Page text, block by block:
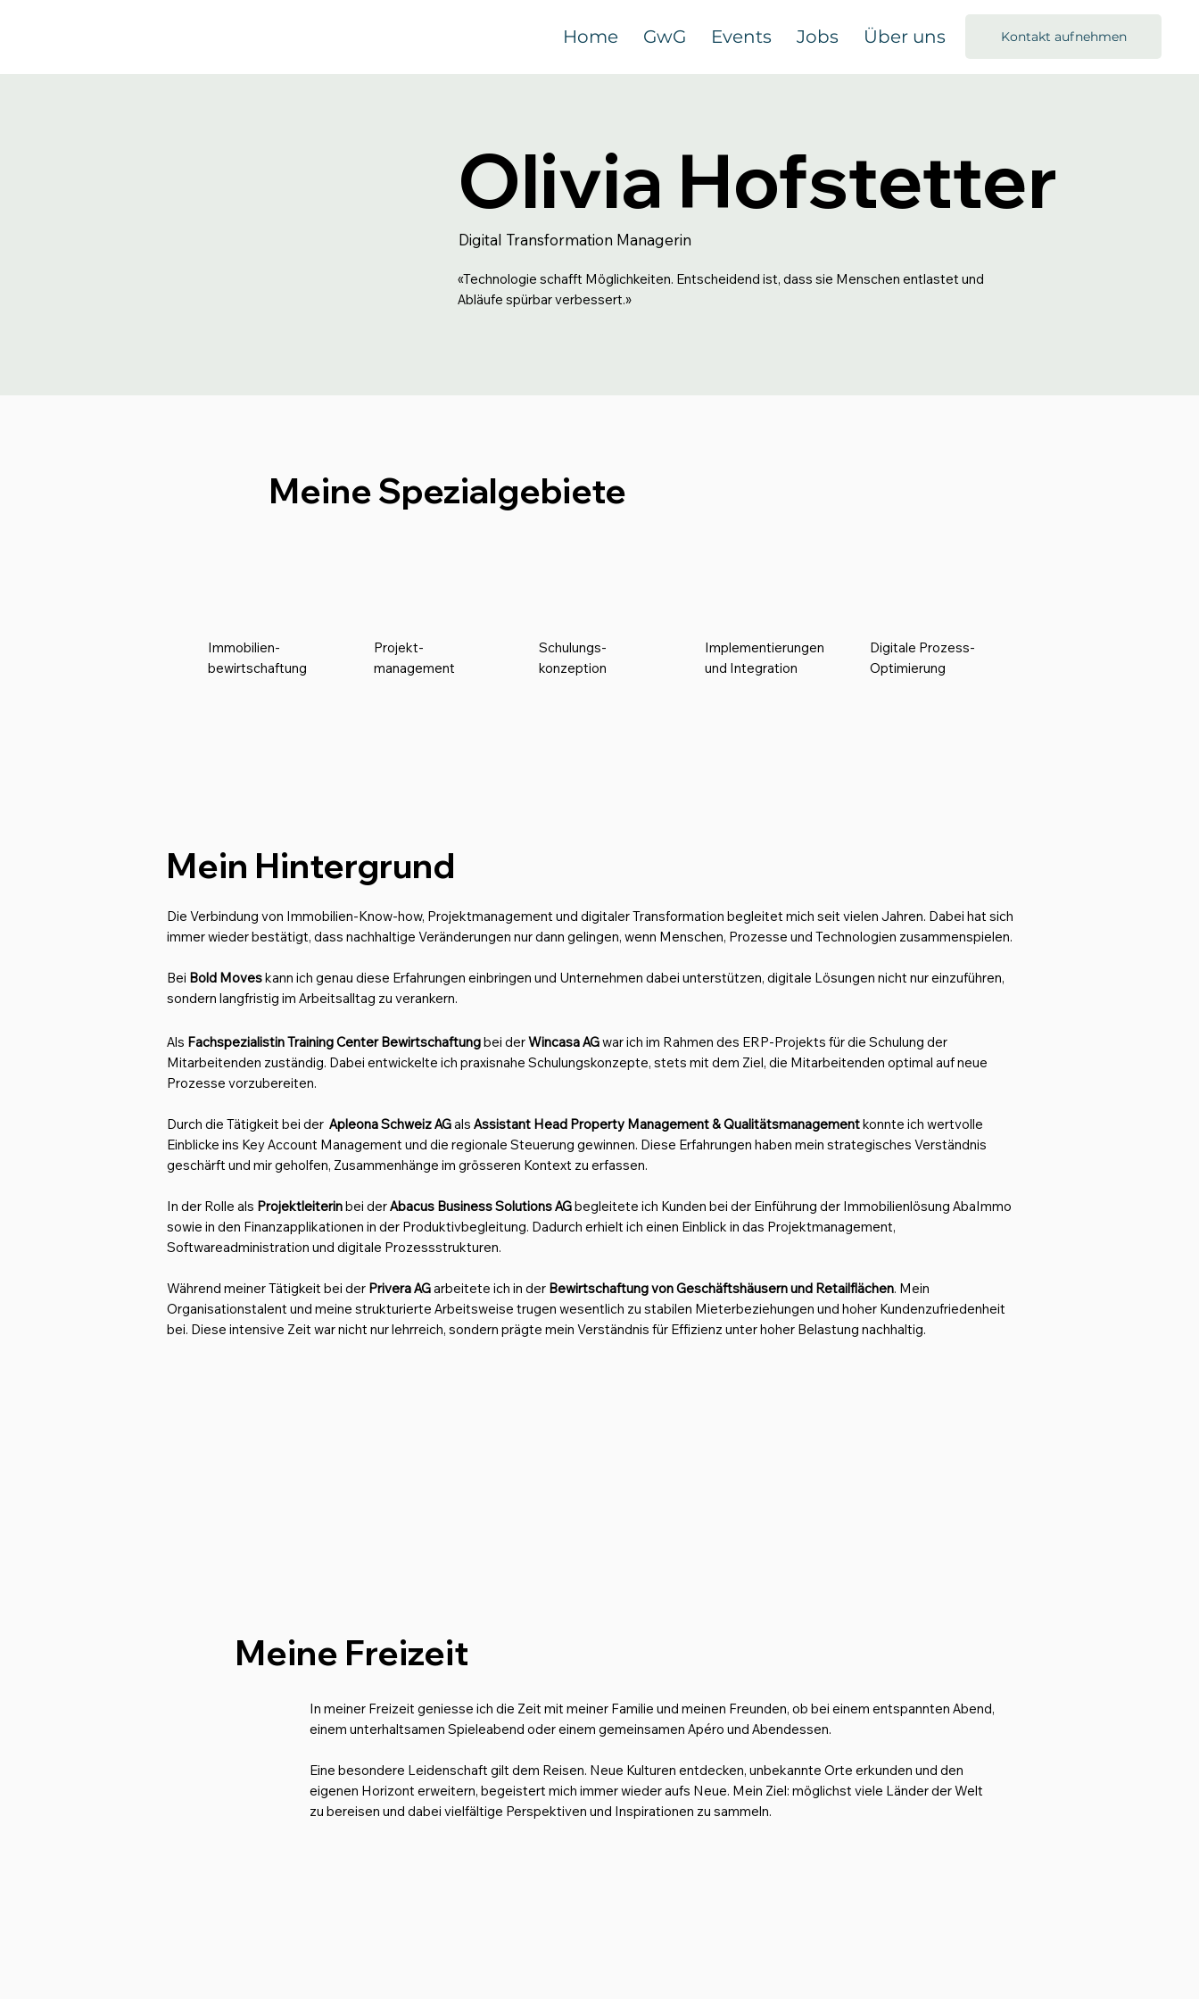
Home GwG Events Jobs Über uns Kontakt aufnehmen
Olivia Hofstetter
Digital Transformation Managerin
«Technologie schafft Möglichkeiten. Entscheidend ist, dass sie Menschen entlastet und
Abläufe spürbar verbessert.»
Meine Spezialgebiete
Immobilien-
bewirtschaftung
Projekt-
management
Schulungs-
konzeption
Implementierungen
und Integration
Digitale Prozess-
Optimierung
Mein Hintergrund
Die Verbindung von Immobilien-Know-how, Projektmanagement und digitaler Transformation begleitet mich seit vielen Jahren. Dabei hat sich
immer wieder bestätigt, dass nachhaltige Veränderungen nur dann gelingen, wenn Menschen, Prozesse und Technologien zusammenspielen.
Bei Bold Moveskann ich genau diese Erfahrungen einbringen und Unternehmen dabei unterstützen, digitale Lösungen nicht nur einzuführen,
sondern langfristig im Arbeitsalltag zu verankern.
Als Fachspezialistin Training Center Bewirtschaftungbei derWincasa AGwar ich im Rahmen des ERP-Projekts für die Schulung der
Mitarbeitenden zuständig. Dabei entwickelte ich praxisnahe Schulungskonzepte, stets mit dem Ziel, die Mitarbeitenden optimal auf neue
Prozesse vorzubereiten.
Durch die Tätigkeit bei der Apleona Schweiz AGals Assistant Head Property Management & Qualitätsmanagementkonnte ich wertvolle
Einblicke ins Key Account Management und die regionale Steuerung gewinnen. Diese Erfahrungen haben mein strategisches Verständnis
geschärft und mir geholfen, Zusammenhänge im grösseren Kontext zu erfassen.
In der Rolle als Projektleiterinbei derAbacus Business Solutions AGbegleitete ich Kunden bei der Einführung der Immobilienlösung AbaImmo
sowie in den Finanzapplikationen in der Produktivbegleitung. Dadurch erhielt ich einen Einblick in das Projektmanagement,
Softwareadministration und digitale Prozessstrukturen.
Während meiner Tätigkeit bei der Privera AGarbeitete ich in der Bewirtschaftung von Geschäftshäusern und Retailflächen. Mein
Organisationstalent und meine strukturierte Arbeitsweise trugen wesentlich zu stabilen Mieterbeziehungen und hoher Kundenzufriedenheit
bei. Diese intensive Zeit war nicht nur lehrreich, sondern prägte mein Verständnis für Effizienz unter hoher Belastung nachhaltig.
Meine Freizeit
In meiner Freizeit geniesse ich die Zeit mit meiner Familie und meinen Freunden, ob bei einem entspannten Abend,
einem unterhaltsamen Spieleabend oder einem gemeinsamen Apéro und Abendessen.
Eine besondere Leidenschaft gilt dem Reisen. Neue Kulturen entdecken, unbekannte Orte erkunden und den
eigenen Horizont erweitern, begeistert mich immer wieder aufs Neue. Mein Ziel: möglichst viele Länder der Welt
zu bereisen und dabei vielfältige Perspektiven und Inspirationen zu sammeln.